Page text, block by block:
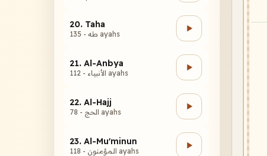
20. Taha
طه - 135 ayahs
21. Al-Anbya
الأنبياء - 112 ayahs
22. Al-Hajj
الحج - 78 ayahs
23. Al-Mu'minun
المؤمنون - 118 ayahs